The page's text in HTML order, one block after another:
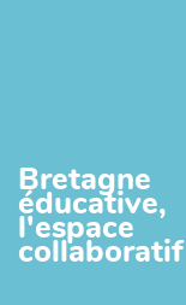
Bretagne
éducative,
l'espace
collaboratif